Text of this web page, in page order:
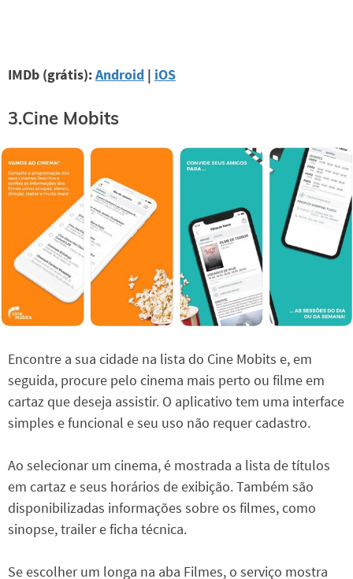
IMDb (grátis):Android | iOS
3.Cine Mobits
Encontre a sua cidade na lista do Cine Mobits e, em
seguida, procure pelo cinema mais perto ou filme em
cartaz que deseja assistir. O aplicativo tem uma interface
simples e funcional e seu uso não requer cadastro.
Ao selecionar um cinema, é mostrada a lista de títulos
em cartaz e seus horários de exibição. Também são
disponibilizadas informações sobre os filmes, como
sinopse, trailer e ficha técnica.
Se escolher um longa na aba Filmes, o serviço mostra